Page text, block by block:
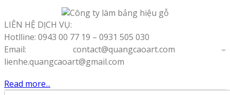
LIÊN HỆ DỊCH VỤ:
Hotlline: 0943 00 77 19 – 0931 505 030
Email: contact@quangcaoart.com –
lienhe.quangcaoart@gmail.com
Read more...